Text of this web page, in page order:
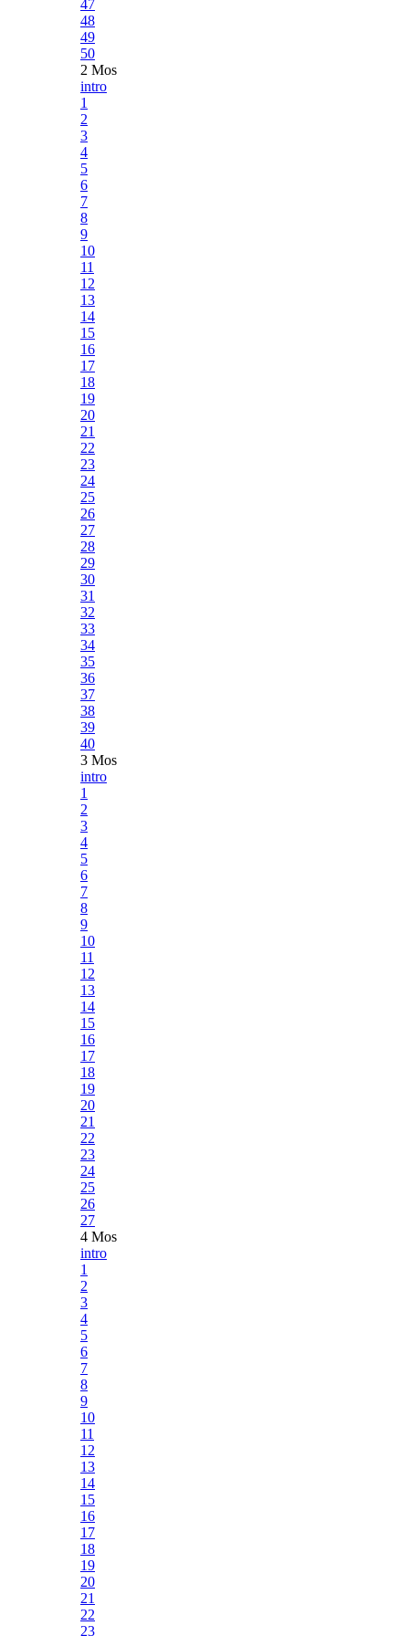
47
48
49
50
2 Mos
intro
1
2
3
4
5
6
7
8
9
10
11
12
13
14
15
16
17
18
19
20
21
22
23
24
25
26
27
28
29
30
31
32
33
34
35
36
37
38
39
40
3 Mos
intro
1
2
3
4
5
6
7
8
9
10
11
12
13
14
15
16
17
18
19
20
21
22
23
24
25
26
27
4 Mos
intro
1
2
3
4
5
6
7
8
9
10
11
12
13
14
15
16
17
18
19
20
21
22
23